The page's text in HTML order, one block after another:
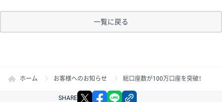
一覧に戻る
ホーム お客様へのお知らせ 総口座数が100万口座を突破！
SHARE X facebook